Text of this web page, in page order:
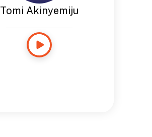
Tomi Akinyemiju